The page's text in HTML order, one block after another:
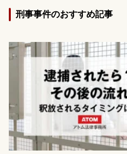
刑事事件のおすすめ記事